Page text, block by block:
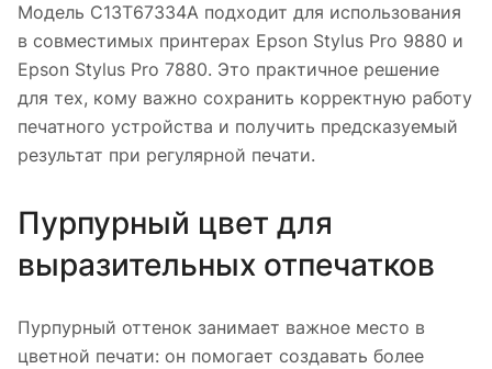
Модель C13T67334A подходит для использования
в совместимых принтерах Epson Stylus Pro 9880 и
Epson Stylus Pro 7880. Это практичное решение
для тех, кому важно сохранить корректную работу
печатного устройства и получить предсказуемый
результат при регулярной печати.
Пурпурный цвет для
выразительных отпечатков
Пурпурный оттенок занимает важное место в
цветной печати: он помогает создавать более